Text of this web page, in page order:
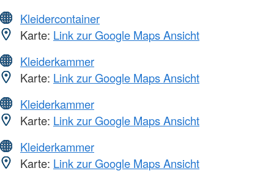
Kleidercontainer
Karte: Link zur Google Maps Ansicht
Kleiderkammer
Karte: Link zur Google Maps Ansicht
Kleiderkammer
Karte: Link zur Google Maps Ansicht
Kleiderkammer
Karte: Link zur Google Maps Ansicht